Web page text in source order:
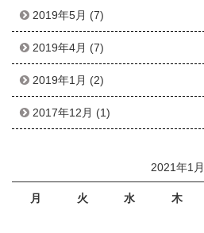
2019年5月 (7)
2019年4月 (7)
2019年1月 (2)
2017年12月 (1)
2021年1月
月 火 水 木